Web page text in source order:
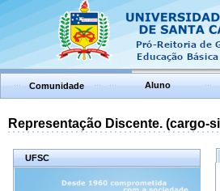
Comunidade Aluno
Representação Discente. (cargo-
UFSC